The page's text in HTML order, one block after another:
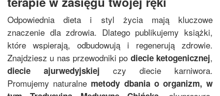
Odpowiednia dieta i styl życia mają kluczowe
znaczenie dla zdrowia. Dlatego publikujemy książki,
które wspierają, odbudowują i regenerują zdrowie.
Znajdziesz u nas przewodniki po diecie ketogenicznej,
diecie ajurwedyjskiej czy diecie karniwora.
Promujemy naturalne metody dbania o organizm, w